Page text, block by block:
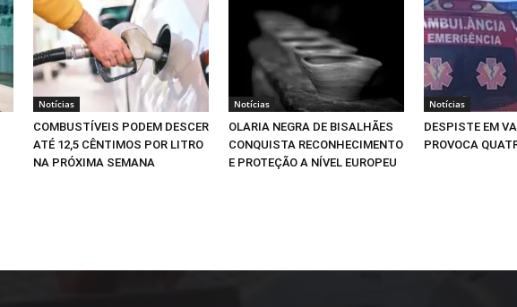
Notícias
COMBUSTÍVEIS PODEM DESCER
ATÉ 12,5 CÊNTIMOS POR LITRO
NA PRÓXIMA SEMANA
Notícias
OLARIA NEGRA DE BISALHÃES
CONQUISTA RECONHECIMENTO
E PROTEÇÃO A NÍVEL EUROPEU
Notícias
DESPISTE EM
PROVOCA